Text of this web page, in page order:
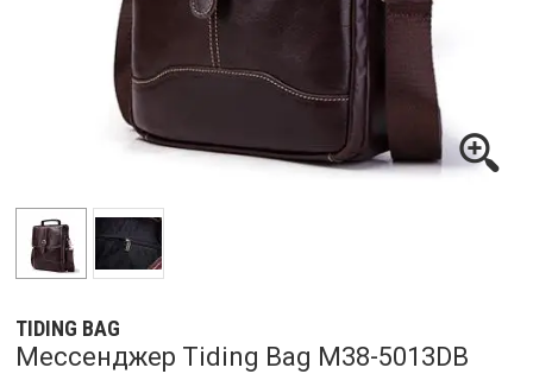
TIDING BAG
Мессенджер Tiding Bag M38-5013DB